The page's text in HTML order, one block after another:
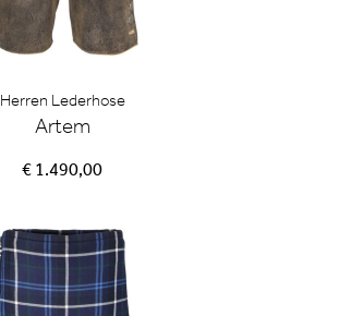
Herren Lederhose
Artem
€ 1.490,00